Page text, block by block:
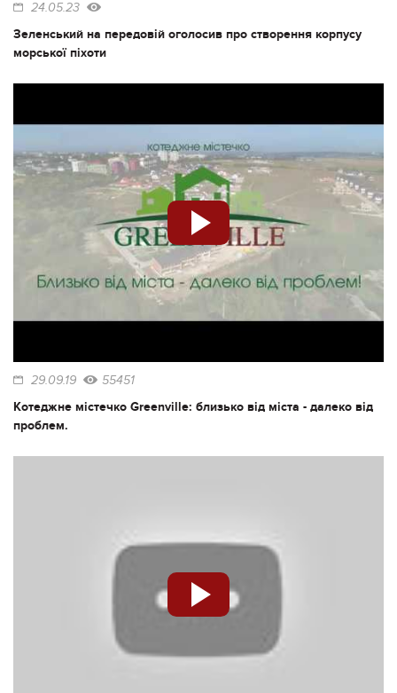
24.05.23
Зеленський на передовій оголосив про створення корпусу
морської піхоти
29.09.19 55451
Котеджне містечко Greenville: близько від міста - далеко від
проблем.